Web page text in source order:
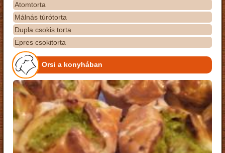
Atomtorta
Málnás túrótorta
Dupla csokis torta
Epres csokitorta
Orsi a konyhában